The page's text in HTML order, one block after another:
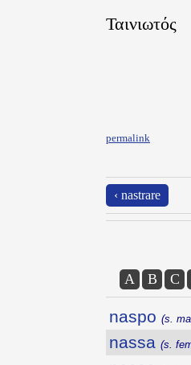
Ταινιωτός
permalink
‹ nastrare
A B C
naspo (s.
nassa (s.